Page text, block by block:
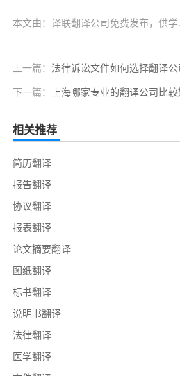
本文由：译联翻译公司免费发布，供学
上一篇： 法律诉讼文件如何选择翻译公
下一篇：
上海哪家专业的翻译公司比
相关推荐
简历翻译
报告翻译
协议翻译
报表翻译
论文摘要翻译
图纸翻译
标书翻译
说明书翻译
法律翻译
医学翻译